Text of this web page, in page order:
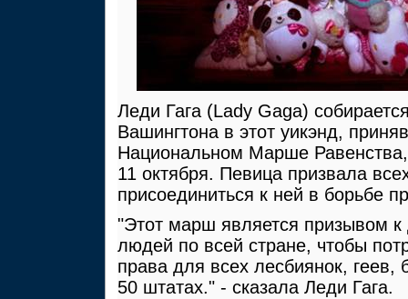
Леди Гага (Lady Gaga)
Вашингтона в этот уикэнд,
Национальном Марше
11 октября. Певица призвала
присоединиться к ней в борьбе
"Этот марш является призывом к
людей по всей стране, чтобы
права для всех лесбиянок, геев,
50 штатах." - сказала Леди Гага.